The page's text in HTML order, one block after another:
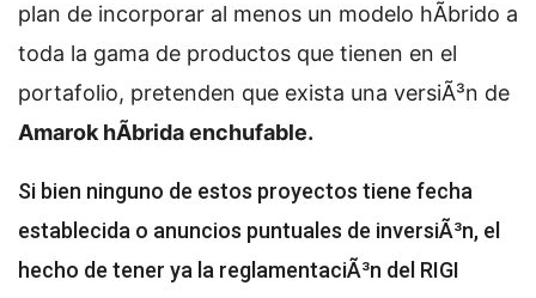
plan de incorporar al menos un modelo hÃ­brido a
toda la gama de productos que tienen en el
portafolio, pretenden que exista una versiÃ³n de
Amarok hÃ­brida enchufable.
Si bien ninguno de estos proyectos tiene fecha
establecida o anuncios puntuales de inversiÃ³n, el
hecho de tener ya la reglamentaciÃ³n del RIGI